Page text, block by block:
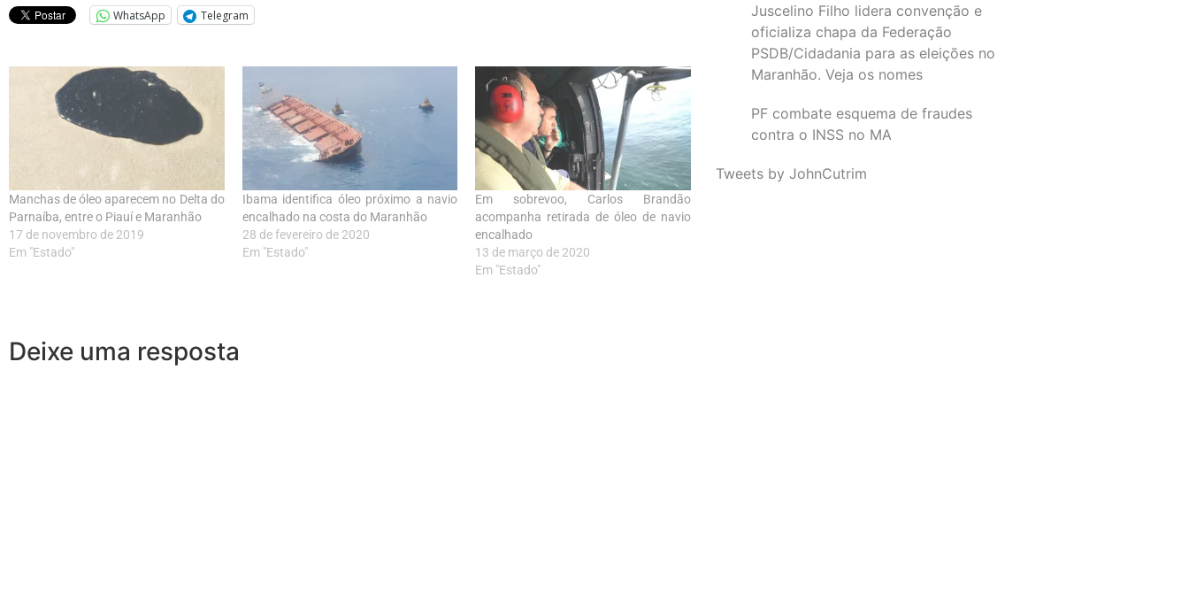
WhatsApp Telegram
Manchas de óleo aparecem no Delta do
Parnaíba, entre o Piauí e Maranhão
17 de novembro de 2019
Em "Estado"
Ibama identifica óleo próximo a navio
encalhado na costa do Maranhão
28 de fevereiro de 2020
Em "Estado"
Em sobrevoo, Carlos Brandão
acompanha retirada de óleo de navio
encalhado
13 de março de 2020
Em "Estado"
Deixe uma resposta
Juscelino Filho lidera convenção e
oficializa chapa da Federação
PSDB/Cidadania para as eleições no
Maranhão. Veja os nomes
PF combate esquema de fraudes
contra o INSS no MA
Tweets by JohnCutrim